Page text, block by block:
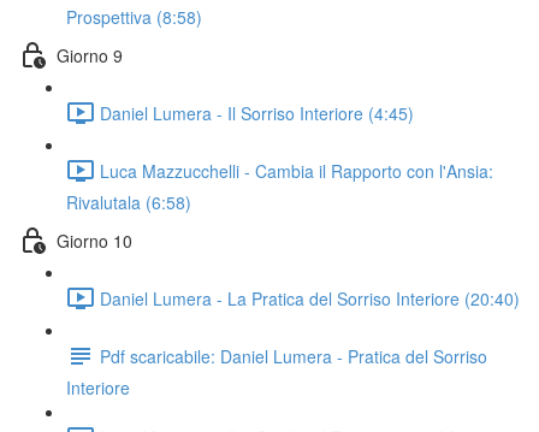
Prospettiva (8:58)
Giorno 9
Daniel Lumera - Il Sorriso Interiore (4:45)
Luca Mazzucchelli - Cambia il Rapporto con l'Ansia:
Rivalutala (6:58)
Giorno 10
Daniel Lumera - La Pratica del Sorriso Interiore (20:40)
Pdf scaricabile: Daniel Lumera - Pratica del Sorriso
Interiore